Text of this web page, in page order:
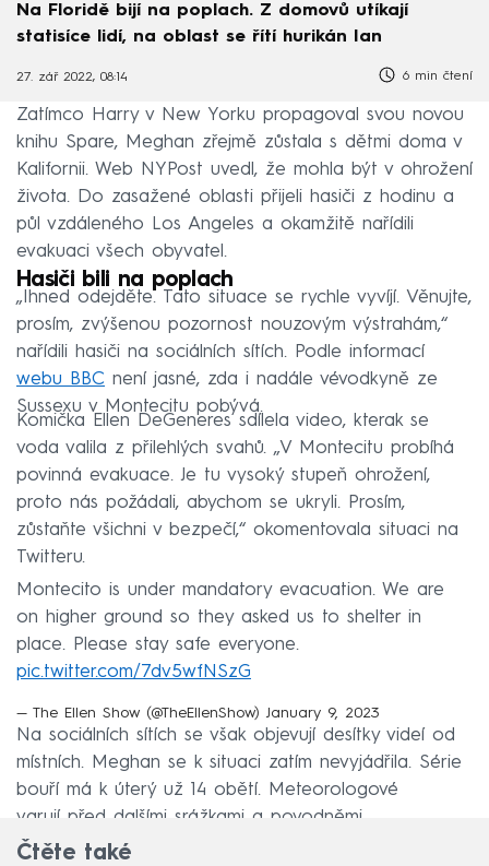
Na Floridě bijí na poplach. Z domovů utíkají
statisíce lidí, na oblast se řítí hurikán Ian
27. zář 2022, 08:14 6 min čtení
Zatímco Harry v New Yorku propagoval svou novou
knihu Spare, Meghan zřejmě zůstala s dětmi doma v
Kalifornii. Web NYPost uvedl, že mohla být v ohrožení
života. Do zasažené oblasti přijeli hasiči z hodinu a
půl vzdáleného Los Angeles a okamžitě nařídili
evakuaci všech obyvatel.
Hasiči bili na poplach
„Ihned odejděte. Tato situace se rychle vyvíjí. Věnujte,
prosím, zvýšenou pozornost nouzovým výstrahám,“
nařídili hasiči na sociálních sítích. Podle informací
webu BBC není jasné, zda i nadále vévodkyně ze
Sussexu v Montecitu pobývá.
Komička Ellen DeGeneres sdílela video, kterak se
voda valila z přilehlých svahů. „V Montecitu probíhá
povinná evakuace. Je tu vysoký stupeň ohrožení,
proto nás požádali, abychom se ukryli. Prosím,
zůstaňte všichni v bezpečí,“ okomentovala situaci na
Twitteru.
Montecito is under mandatory evacuation. We are
on higher ground so they asked us to shelter in
place. Please stay safe everyone.
pic.twitter.com/7dv5wfNSzG
— The Ellen Show (@TheEllenShow) January 9, 2023
Na sociálních sítích se však objevují desítky videí od
místních. Meghan se k situaci zatím nevyjádřila. Série
bouří má k úterý už 14 obětí. Meteorologové
varují před dalšími srážkami a povodněmi.
Čtěte také